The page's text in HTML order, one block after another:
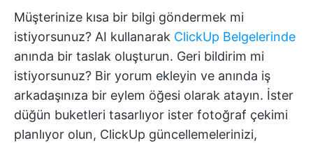
Müşterinize kısa bir bilgi göndermek mi
istiyorsunuz? AI kullanarak ClickUp Belgelerinde
anında bir taslak oluşturun. Geri bildirim mi
istiyorsunuz? Bir yorum ekleyin ve anında iş
arkadaşınıza bir eylem öğesi olarak atayın. İster
düğün buketleri tasarlıyor ister fotoğraf çekimi
planlıyor olun, ClickUp güncellemelerinizi,